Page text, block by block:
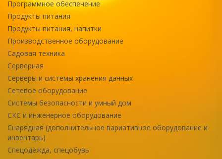
Программное обеспечение
Продукты питания
Продукты питания, напитки
Производственное оборудование
Садовая техника
Серверная
Серверы и системы хранения данных
Сетевое оборудование
Системы безопасности и умный дом
СКС и инженерное оборудование
Снарядная (дополнительное вариативное оборудование и
инвентарь)
Спецодежда, спецобувь